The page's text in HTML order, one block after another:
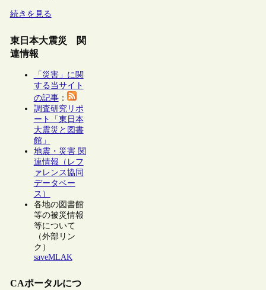
続きを見る
東日本大震災 関
連情報
「災害」に関
する当サイト
の記事：
調査研究リポ
ート「東日本
大震災と図書
館」
地震・災害 関
連情報（レフ
ァレンス協同
データベー
ス）
各地の図書館
等の被災情報
等について
（外部リン
ク）
saveMLAK
CAポータルにつ